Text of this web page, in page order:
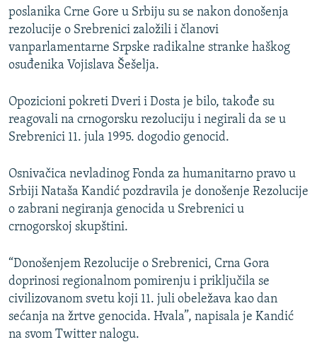
poslanika Crne Gore u Srbiju su se nakon donošenja
rezolucije o Srebrenici založili i članovi
vanparlamentarne Srpske radikalne stranke haškog
osuđenika Vojislava Šešelja.
Opozicioni pokreti Dveri i Dosta je bilo, takođe su
reagovali na crnogorsku rezoluciju i negirali da se u
Srebrenici 11. jula 1995. dogodio genocid.
Osnivačica nevladinog Fonda za humanitarno pravo u
Srbiji Nataša Kandić pozdravila je donošenje Rezolucije
o zabrani negiranja genocida u Srebrenici u
crnogorskoj skupštini.
“Donošenjem Rezolucije o Srebrenici, Crna Gora
doprinosi regionalnom pomirenju i priključila se
civilizovanom svetu koji 11. juli obeležava kao dan
sećanja na žrtve genocida. Hvala”, napisala je Kandić
na svom Twitter nalogu.